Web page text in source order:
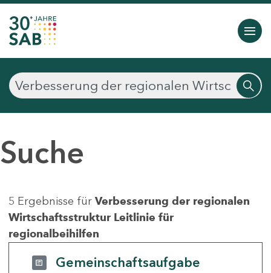
Suche
5 Ergebnisse für Verbesserung der regionalen
Wirtschaftsstruktur Leitlinie für
regionalbeihilfen
Gemeinschaftsaufgabe